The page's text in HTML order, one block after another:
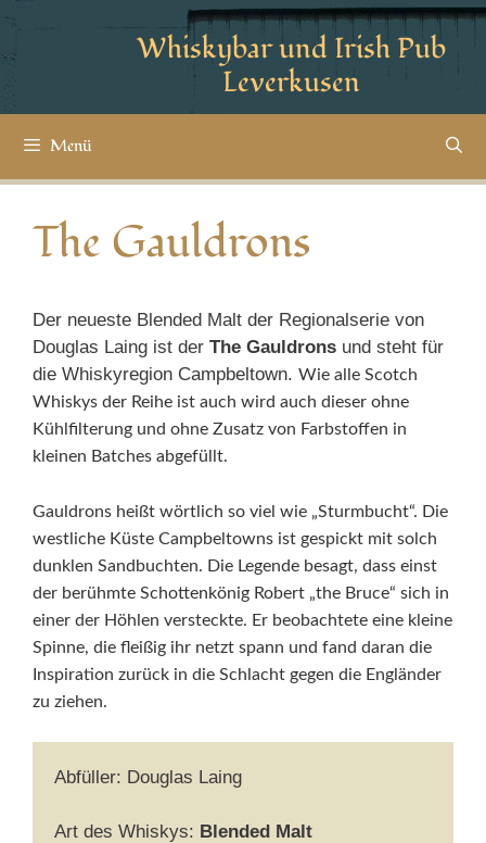
Whiskybar und Irish Pub
Leverkusen
Menü
The Gauldrons
Der neueste Blended Malt der Regionalserie von
Douglas Laing ist der The Gauldrons und steht für
die Whiskyregion Campbeltown. Wie alle Scotch
Whiskys der Reihe ist auch wird auch dieser ohne
Kühlfilterung und ohne Zusatz von Farbstoffen in
kleinen Batches abgefüllt.
Gauldrons heißt wörtlich so viel wie „Sturmbucht“. Die
westliche Küste Campbeltowns ist gespickt mit solch
dunklen Sandbuchten. Die Legende besagt, dass einst
der berühmte Schottenkönig Robert „the Bruce“ sich in
einer der Höhlen versteckte. Er beobachtete eine kleine
Spinne, die fleißig ihr netzt spann und fand daran die
Inspiration zurück in die Schlacht gegen die Engländer
zu ziehen.
Abfüller: Douglas Laing
Art des Whiskys: Blended Malt